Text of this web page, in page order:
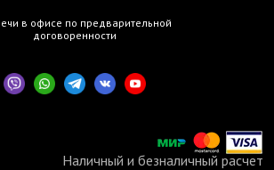
в офисе по предварительной
договоренности
Наличный и безналичный расчет